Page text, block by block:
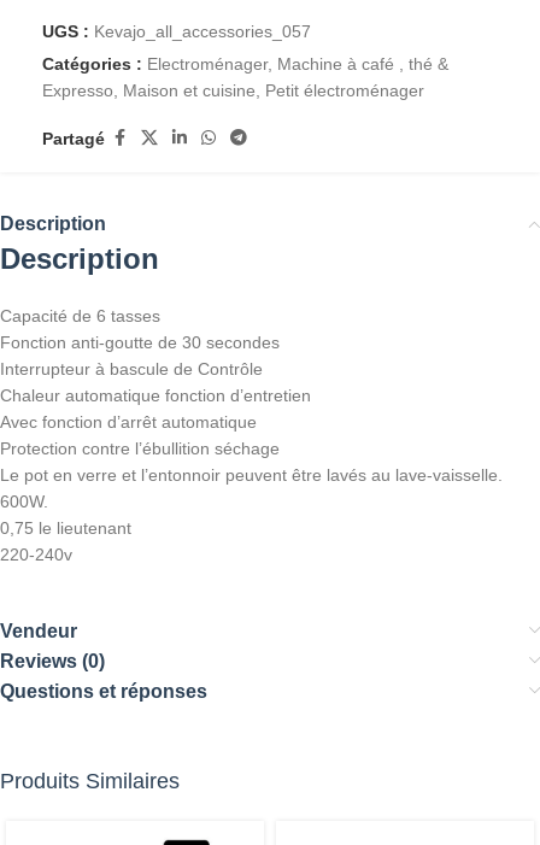
UGS : Kevajo_all_accessories_057
Catégories : Electroménager, Machine à café , thé &
Expresso
Maison et cuisine Petit électroménager
Partagé
Description
Description
Capacité de 6 tasses
Fonction anti-goutte de 30 secondes
Interrupteur à bascule de Contrôle
Chaleur automatique fonction d’entretien
Avec fonction d’arrêt automatique
Protection contre l’ébullition séchage
Le pot en verre et l’entonnoir peuvent être lavés au lave-vaisselle.
600W.
0,75 le lieutenant
220-240v
Vendeur
Reviews (0)
Questions et réponses
Produits Similaires